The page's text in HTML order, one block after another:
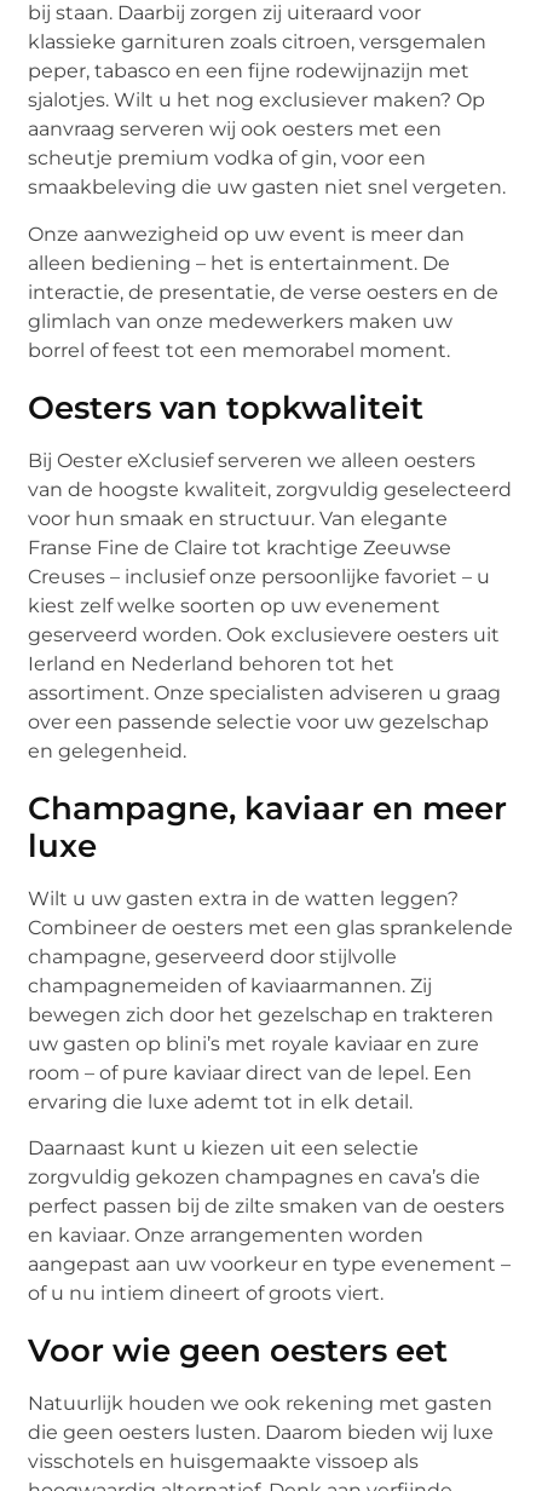
bij staan. Daarbij zorgen zij uiteraard voor
klassieke garnituren zoals citroen, versgemalen
peper, tabasco en een fijne rodewijnazijn met
sjalotjes. Wilt u het nog exclusiever maken? Op
aanvraag serveren wij ook oesters met een
scheutje premium vodka of gin, voor een
smaakbeleving die uw gasten niet snel vergeten.
Onze aanwezigheid op uw event is meer dan
alleen bediening – het is entertainment. De
interactie, de presentatie, de verse oesters en de
glimlach van onze medewerkers maken uw
borrel of feest tot een memorabel moment.
Oesters van topkwaliteit
Bij Oester eXclusief serveren we alleen oesters
van de hoogste kwaliteit, zorgvuldig geselecteerd
voor hun smaak en structuur. Van elegante
Franse Fine de Claire tot krachtige Zeeuwse
Creuses – inclusief onze persoonlijke favoriet – u
kiest zelf welke soorten op uw evenement
geserveerd worden. Ook exclusievere oesters uit
Ierland en Nederland behoren tot het
assortiment. Onze specialisten adviseren u graag
over een passende selectie voor uw gezelschap
en gelegenheid.
Champagne, kaviaar en meer
luxe
Wilt u uw gasten extra in de watten leggen?
Combineer de oesters met een glas sprankelende
champagne, geserveerd door stijlvolle
champagnemeiden of kaviaarmannen. Zij
bewegen zich door het gezelschap en trakteren
uw gasten op blini’s met royale kaviaar en zure
room – of pure kaviaar direct van de lepel. Een
ervaring die luxe ademt tot in elk detail.
Daarnaast kunt u kiezen uit een selectie
zorgvuldig gekozen champagnes en cava’s die
perfect passen bij de zilte smaken van de oesters
en kaviaar. Onze arrangementen worden
aangepast aan uw voorkeur en type evenement –
of u nu intiem dineert of groots viert.
Voor wie geen oesters eet
Natuurlijk houden we ook rekening met gasten
die geen oesters lusten. Daarom bieden wij luxe
visschotels en huisgemaakte vissoep als